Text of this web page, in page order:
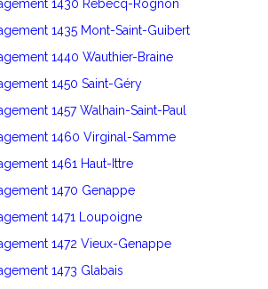
1430 Rebecq-Rognon
1435 Mont-Saint-Guibert
1440 Wauthier-Braine
1450 Saint-Géry
1457 Walhain-Saint-Paul
1460 Virginal-Samme
1461 Haut-Ittre
1470 Genappe
1471 Loupoigne
1472 Vieux-Genappe
1473 Glabais